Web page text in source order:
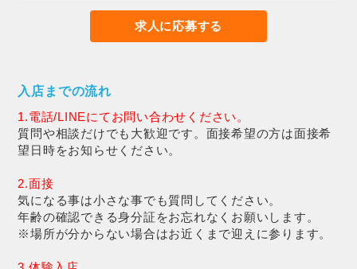
求人に応募する
入店までの流れ
1.電話/LINEにてお問い合わせください。
質問や相談だけでも大歓迎です。面接希望の方は面接希
望日時をお知らせください。
2.面接
気になる事は小さな事でも質問してください。
年齢の確認できる身分証をお忘れなくお願いします。
※場所が分からない場合はお近くまで迎えに参ります。